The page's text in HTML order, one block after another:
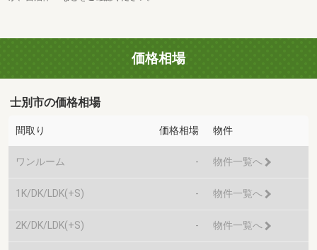
価格相場
士別市の価格相場
間取り 価格相場 物件
ワンルーム - 物件一覧へ
1K/DK/LDK(+S) - 物件一覧へ
2K/DK/LDK(+S) - 物件一覧へ